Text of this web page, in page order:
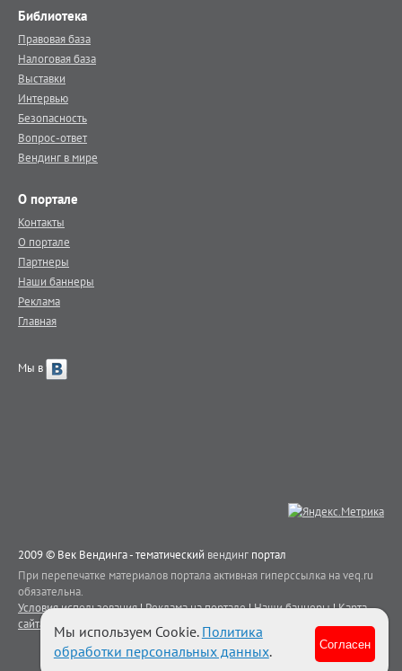
Библиотека
Правовая база
Налоговая база
Выставки
Интервью
Безопасность
Вопрос-ответ
Вендинг в мире
О портале
Контакты
О портале
Партнеры
Наши баннеры
Реклама
Главная
Мы в
2009 © Век Вендинга - тематический вендинг портал
При перепечатке материалов портала активная гиперссылка на veq.ru
обязательна.
Условия использования|Реклама на портале|Наши баннеры|Карта
сайта
Контакты
Мы используем Cookie. Политика
обработки персональных данных. Согласен